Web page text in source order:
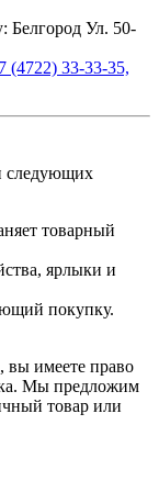
Белгород Ул. 50-
(4722) 33-33-35,
следующих
товарный
ярлыки и
покупку.
вы имеете право
Мы предложим
товар или